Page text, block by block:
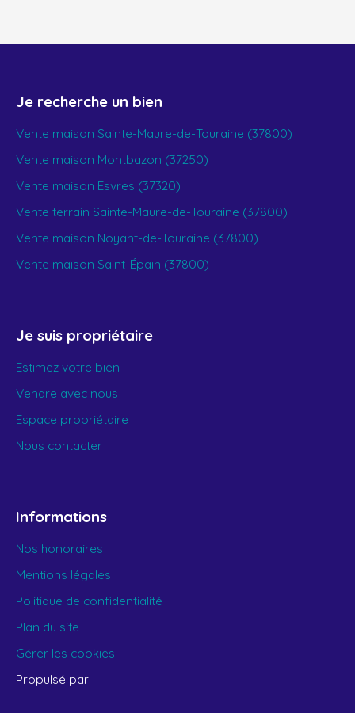
Je recherche un bien
Vente maison Sainte-Maure-de-Touraine (37800)
Vente maison Montbazon (37250)
Vente maison Esvres (37320)
Vente terrain Sainte-Maure-de-Touraine (37800)
Vente maison Noyant-de-Touraine (37800)
Vente maison Saint-Épain (37800)
Je suis propriétaire
Estimez votre bien
Vendre avec nous
Espace propriétaire
Nous contacter
Informations
Nos honoraires
Mentions légales
Politique de confidentialité
Plan du site
Gérer les cookies
Propulsé par